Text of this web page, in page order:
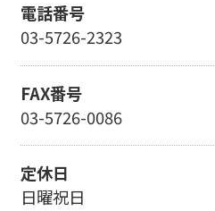
電話番号
03-5726-2323
FAX番号
03-5726-0086
定休日
日曜祝日